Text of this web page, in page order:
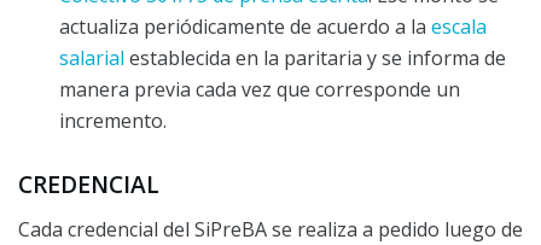
actualiza periódicamente de acuerdo a laescala
salarial establecida en la paritaria y se informa de
manera previa cada vez que corresponde un
incremento.
CREDENCIAL
Cada credencial del SiPreBA se realiza a pedido luego de